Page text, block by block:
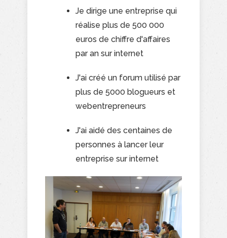
Je dirige une entreprise qui
réalise plus de 500 000
euros de chiffre d'affaires
par an sur internet
J'ai créé un forum utilisé par
plus de 5000 blogueurs et
webentrepreneurs
J'ai aidé des centaines de
personnes à lancer leur
entreprise sur internet